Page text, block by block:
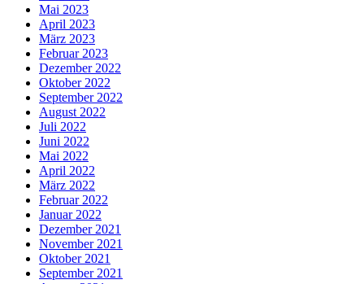
Mai 2023
April 2023
März 2023
Februar 2023
Dezember 2022
Oktober 2022
September 2022
August 2022
Juli 2022
Juni 2022
Mai 2022
April 2022
März 2022
Februar 2022
Januar 2022
Dezember 2021
November 2021
Oktober 2021
September 2021